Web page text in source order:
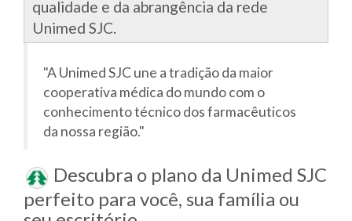
qualidade e da abrangência da rede
Unimed SJC.
"A Unimed SJC une a tradição da maior
cooperativa médica do mundo com o
conhecimento técnico dos farmacêuticos
da nossa região."
Descubra o plano da Unimed SJC
perfeito para você, sua família ou